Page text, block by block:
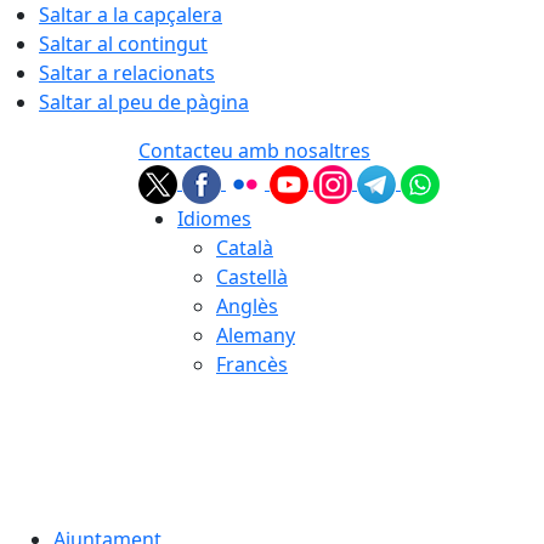
Saltar a la capçalera
Saltar al contingut
Saltar a relacionats
Saltar al peu de pàgina
Contacteu amb nosaltres
Idiomes
Català
Castellà
Anglès
Alemany
Francès